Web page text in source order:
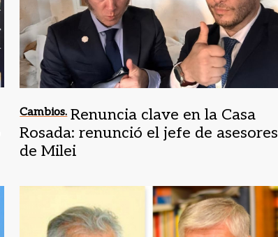
Cambios. Renuncia clave en la Casa
Rosada: renunció el jefe de asesores
de Milei